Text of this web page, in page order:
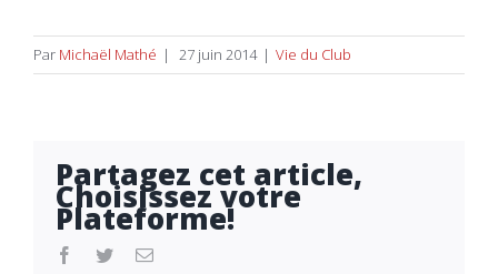
Par Michaël Mathé | 27 juin 2014 | Vie du Club
Partagez cet article,
Choisissez votre
Plateforme!
facebook
twitterEmail